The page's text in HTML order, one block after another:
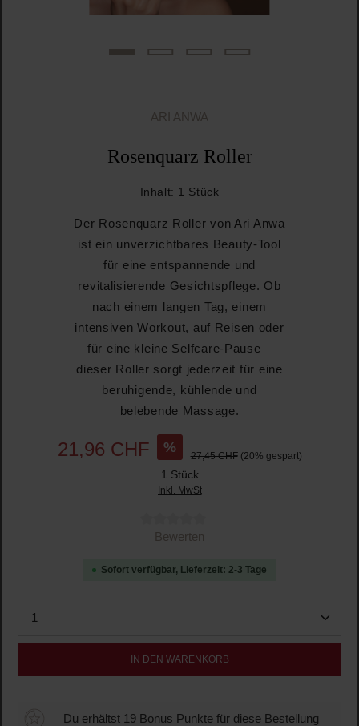
ARI ANWA
Rosenquarz Roller
Inhalt: 1 Stück
Der Rosenquarz Roller von Ari Anwa
ist ein unverzichtbares Beauty-Tool
für eine entspannende und
revitalisierende Gesichtspflege. Ob
nach einem langen Tag, einem
intensiven Workout, auf Reisen oder
für eine kleine Selfcare-Pause –
dieser Roller sorgt jederzeit für eine
beruhigende, kühlende und
belebende Massage.
21,96 CHF %
27,45 CHF (20% gespart)
1 Stück
Inkl. MwSt
Durchschnittliche Bewertung von 0 von 5 Sternen
Bewerten
Sofort verfügbar, Lieferzeit: 2-3 Tage
Produkt Anzahl: Gib den gewünschten Wert ein
IN DEN WARENKORB
Du erhältst 19 Bonus Punkte für diese Bestellung